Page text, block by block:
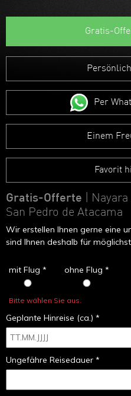
Gratis-
Per
Einem
Favorit
Gratis-Offerte |
San Pedro de Atacama
Wir erstellen Ihnen gerne eine
sind Ihnen deshalb für
mit Flug * ohne Flug *
Bitte wählen Sie aus.
Geplante Hinreise (ca.) *
Ungefähre Reisedauer *